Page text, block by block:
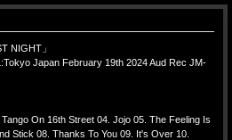
NIGHT」
Japan February 19th 2024 Aud Rec JM-
On 16th Street 04. Jojo 05. The Feeling Is
Stick 08. Thanks To You 09. It's Over 10.